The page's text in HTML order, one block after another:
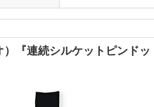
『連続シルケットピンドッ